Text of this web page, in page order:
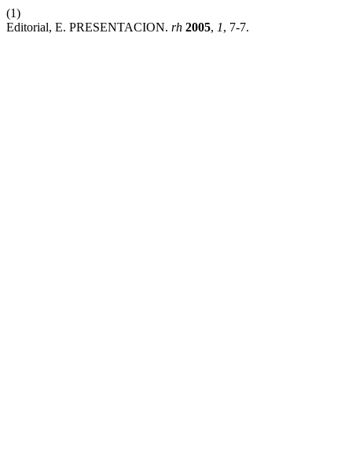
(1)
Editorial, E. PRESENTACION. rh 2005, 1, 7-7.